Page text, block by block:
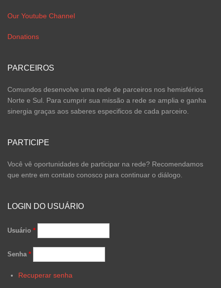
Our Youtube Channel
Donations
PARCEIROS
Comundos desenvolve uma rede de parceiros nos hemisférios
Norte e Sul. Para cumprir sua missão a rede se amplia e ganha
sinergia graças aos saberes especificos de cada parceiro.
PARTICIPE
Você vê oportunidades de participar na rede? Recomendamos
que entre em contato conosco para continuar o diálogo.
LOGIN DO USUÁRIO
Usuário *
Senha *
Recuperar senha